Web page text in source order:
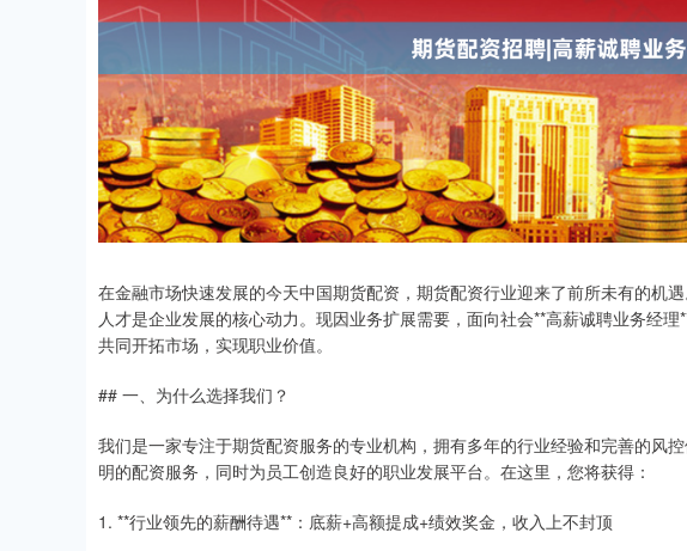
在金融市场快速发展的今天中国期货配资，期货配资行业迎来了前所未有的机
人才是企业发展的核心动力。现因业务扩展需要，面向社会**高薪诚聘业务经
共同开拓市场，实现职业价值。
## 一、为什么选择我们？
我们是一家专注于期货配资服务的专业机构，拥有多年的行业经验和完善的风
明的配资服务，同时为员工创造良好的职业发展平台。在这里，您将获得：
1. **行业领先的薪酬待遇**：底薪+高额提成+绩效奖金，收入上不封顶